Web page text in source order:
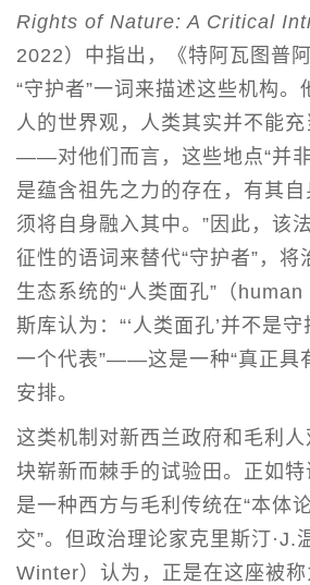
Rights of Nature: A Critical
2022）中指出，《特阿瓦图普
“守护者”一词来描述这些机构。
人的世界观，人类其实并不能
——对他们而言，这些地点“并
是蕴含祖先之力的存在，有其
须将自身融入其中。”因此，该
征性的语词来替代“守护者”，将
生态系统的“人类面孔”（
斯库认为：“‘人类面孔’并不是
一个代表”——这是一种“真正具
安排。
这类机制对新西兰政府和毛利
块崭新而棘手的试验田。正如
是一种西方与毛利传统在“本体
交”。但政治理论家克里斯汀
Winter）认为，正是在这座被